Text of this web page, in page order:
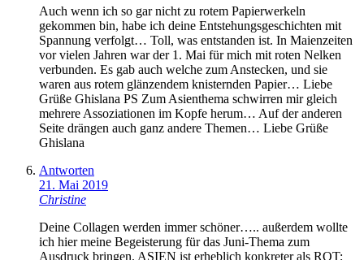
Auch wenn ich so gar nicht zu rotem Papierwerkeln
gekommen bin, habe ich deine Entstehungsgeschichten mit
Spannung verfolgt… Toll, was entstanden ist. In Maienzeiten
vor vielen Jahren war der 1. Mai für mich mit roten Nelken
verbunden. Es gab auch welche zum Anstecken, und sie
waren aus rotem glänzendem knisternden Papier… Liebe
Grüße Ghislana PS Zum Asienthema schwirren mir gleich
mehrere Assoziationen im Kopfe herum… Auf der anderen
Seite drängen auch ganz andere Themen… Liebe Grüße
Ghislana
Antworten
21. Mai 2019
Christine
Deine Collagen werden immer schöner….. außerdem wollte
ich hier meine Begeisterung für das Juni-Thema zum
Ausdruck bringen. ASIEN ist erheblich konkreter als ROT;